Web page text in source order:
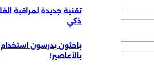
تقنية جديدة لمراقبة
ذكي
باحثون يدرسون استخدام
بالأعاصير!